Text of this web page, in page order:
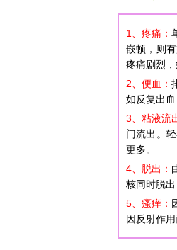
1、疼痛 ：
嵌顿，则
疼痛剧烈
2、便血 ：
如反复出
3、粘液流
门流出。
更多。
4、 脱出 ：
核同时脱
5、瘙痒 ：
因反射作用